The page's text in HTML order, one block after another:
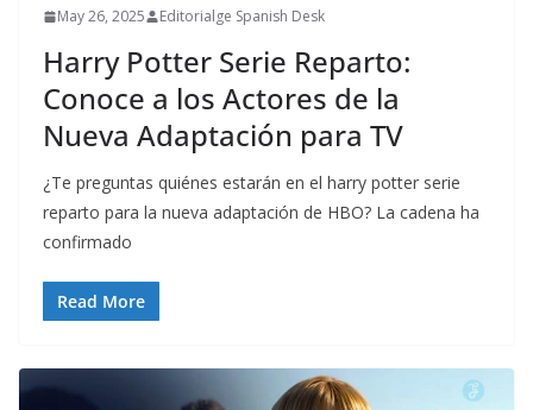
May 26, 2025 Editorialge Spanish Desk
Harry Potter Serie Reparto:
Conoce a los Actores de la
Nueva Adaptación para TV
¿Te preguntas quiénes estarán en el harry potter serie
reparto para la nueva adaptación de HBO? La cadena ha
confirmado
Read More